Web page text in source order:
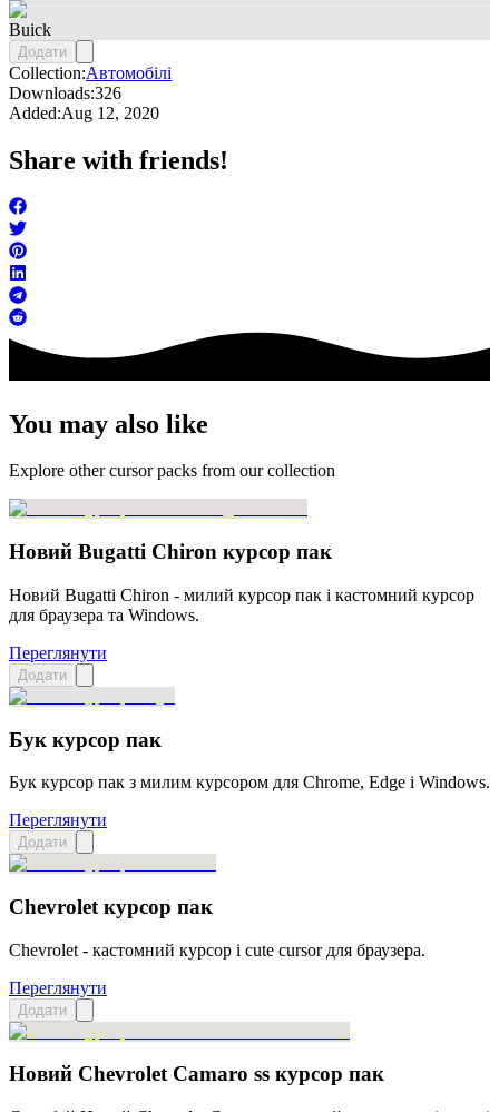
Buick
Додати
Collection:Автомобілі
Downloads:326
Added:Aug 12, 2020
Share with friends!
You may also like
Explore other cursor packs from our collection
Новий Bugatti Chiron курсор пак
Новий Bugatti Chiron - милий курсор пак і кастомний курсор
для браузера та Windows.
Переглянути
Додати
Бук курсор пак
Бук курсор пак з милим курсором для Chrome, Edge і Windows.
Переглянути
Додати
Chevrolet курсор пак
Chevrolet - кастомний курсор і cute cursor для браузера.
Переглянути
Додати
Новий Chevrolet Camaro ss курсор пак